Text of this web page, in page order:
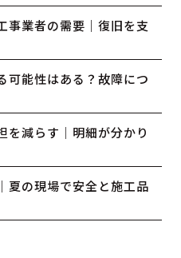
事業者の需要｜復旧を支
可能性はある？故障につ
を減らす｜明細が分かり
夏の現場で安全と施工品